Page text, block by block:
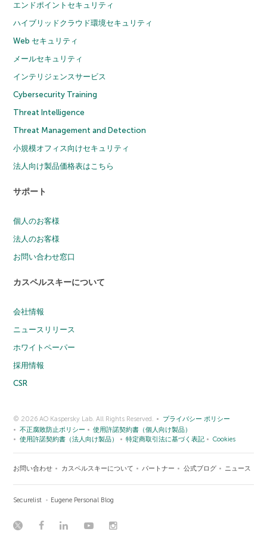
エンドポイントセキュリティ
ハイブリッドクラウド環境セキュリティ
Web セキュリティ
メールセキュリティ
インテリジェンスサービス
Cybersecurity Training
Threat Intelligence
Threat Management and Detection
小規模オフィス向けセキュリティ
法人向け製品価格表はこちら
サポート
個人のお客様
法人のお客様
お問い合わせ窓口
カスペルスキーについて
会社情報
ニュースリリース
ホワイトペーパー
採用情報
CSR
© 2026 AO Kaspersky Lab. All Rights Reserved.
プライバシー ポリシー
不正腐敗防止ポリシー
使用許諾契約書（個人向け製品）
使用許諾契約書（法人向け製品）
特定商取引法に基づく表記 Cookies
お問い合わせ カスペルスキーについて パートナー 公式ブログ ニュース
Securelist Eugene Personal Blog